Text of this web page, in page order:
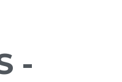
-